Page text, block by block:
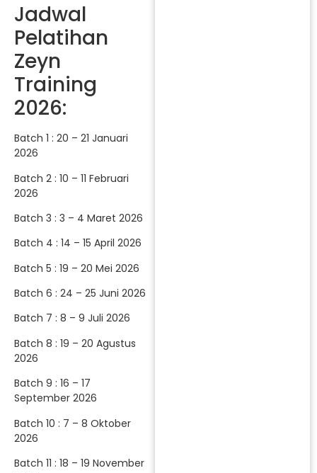
Jadwal
Pelatihan
Zeyn
Training
2026:
Batch 1 : 20 – 21 Januari
2026
Batch 2 : 10 – 11 Februari
2026
Batch 3 : 3 – 4 Maret 2026
Batch 4 : 14 – 15 April 2026
Batch 5 : 19 – 20 Mei 2026
Batch 6 : 24 – 25 Juni 2026
Batch 7 : 8 – 9 Juli 2026
Batch 8 : 19 – 20 Agustus
2026
Batch 9 : 16 – 17
September 2026
Batch 10 : 7 – 8 Oktober
2026
Batch 11 : 18 – 19 November